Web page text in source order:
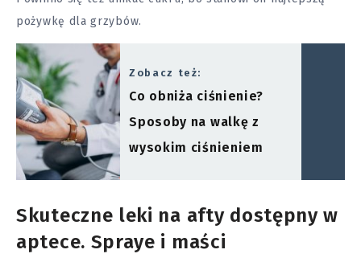
pożywkę dla grzybów.
Zobacz też:
Co obniża ciśnienie?
Sposoby na walkę z
wysokim ciśnieniem
Skuteczne leki na afty dostępny w
aptece. Spraye i maści